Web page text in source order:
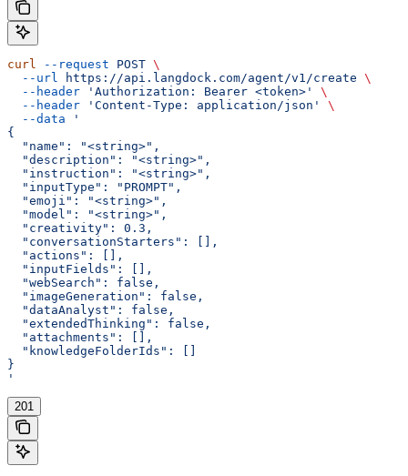
curl --request POST \
  --url
https://api.langdock.com/agent/v1/create \
  --header
'Authorization: Bearer <token>'
\
  --header
'Content-Type: application/json'
\
  --data
'
{
  "name": "<string>",
  "description": "<string>",
  "instruction": "<string>",
  "inputType": "PROMPT",
  "emoji": "<string>",
  "model": "<string>",
  "creativity": 0.3,
  "conversationStarters": [],
  "actions": [],
  "inputFields": [],
  "webSearch": false,
  "imageGeneration": false,
  "dataAnalyst": false,
  "extendedThinking": false,
  "attachments": [],
  "knowledgeFolderIds": []
}
'
201